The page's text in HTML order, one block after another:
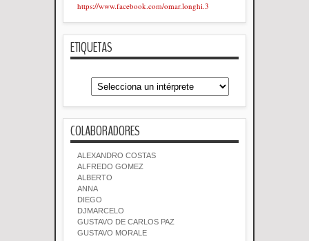
https://www.facebook.com/omar.longhi.3
ETIQUETAS
COLABORADORES
ALEXANDRO COSTAS
ALFREDO GOMEZ
ALBERTO
ANNA
DIEGO
DJMARCELO
GUSTAVO DE CARLOS PAZ
GUSTAVO MORALE